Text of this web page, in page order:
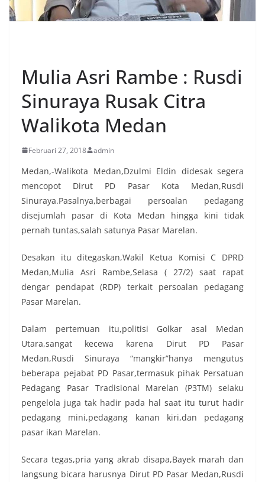
Mulia Asri Rambe : Rusdi
Sinuraya Rusak Citra
Walikota Medan
Februari 27, 2018 admin
Medan,-Walikota Medan,Dzulmi Eldin didesak segera
mencopot Dirut PD Pasar Kota Medan,Rusdi
Sinuraya.Pasalnya,berbagai persoalan pedagang
disejumlah pasar di Kota Medan hingga kini tidak
pernah tuntas,salah satunya Pasar Marelan.
Desakan itu ditegaskan,Wakil Ketua Komisi C DPRD
Medan,Mulia Asri Rambe,Selasa ( 27/2) saat rapat
dengar pendapat (RDP) terkait persoalan pedagang
Pasar Marelan.
Dalam pertemuan itu,politisi Golkar asal Medan
Utara,sangat kecewa karena Dirut PD Pasar
Medan,Rusdi Sinuraya “mangkir”hanya mengutus
beberapa pejabat PD Pasar,termasuk pihak Persatuan
Pedagang Pasar Tradisional Marelan (P3TM) selaku
pengelola juga tak hadir pada hal saat itu turut hadir
pedagang mini,pedagang kanan kiri,dan pedagang
pasar ikan Marelan.
Secara tegas,pria yang akrab disapa,Bayek marah dan
langsung bicara harusnya Dirut PD Pasar Medan,Rusdi